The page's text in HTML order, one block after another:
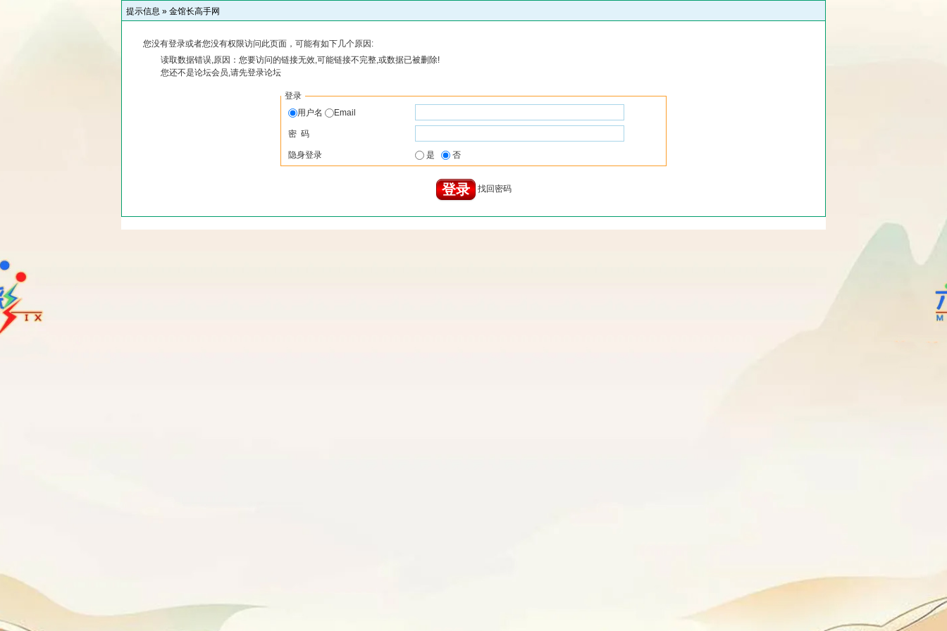
提示信息 » 金馆长高手网
您没有登录或者您没有权限访问此页面，可能有如下几个原因:
读取数据错误,原因：您要访问的链接无效,可能链接不完整,或数据已被删除!
您还不是论坛会员,请先登录论坛
登录
用户名
Email
密 码
隐身登录 是 否
找回密码